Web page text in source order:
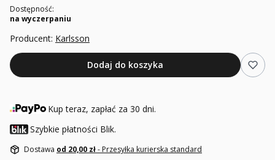
Dostępność:
na wyczerpaniu
Producent: Karlsson
Dodaj do koszyka
Kup teraz, zapłać za 30 dni.
Szybkie płatności Blik.
Dostawa od 20,00 zł- Przesyłka kurierska standard